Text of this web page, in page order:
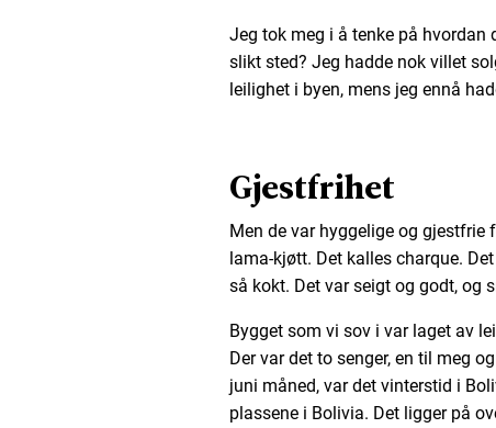
Jeg tok meg i å tenke på hvordan
slikt sted? Jeg hadde nok villet
leilighet i byen, mens jeg ennå
Gjestfrihet
Men de var hyggelige og gjestfrie
lama-kjøtt. Det kalles charque.
så kokt. Det var seigt og godt, og
Bygget som vi sov i var laget av
Der var det to senger, en til meg
juni måned, var det vinterstid i
plassene i Bolivia. Det ligger på